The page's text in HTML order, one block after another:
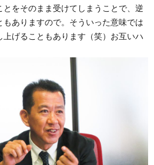
とをそのまま受けてしまうことで、逆
ありますので。そういった意味では
げることもあります（笑）お互いハ